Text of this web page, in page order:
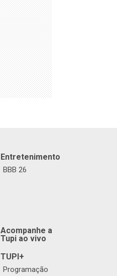
Entretenimento
BBB 26
Acompanhe a
Tupi ao vivo
TUPI+
Programação